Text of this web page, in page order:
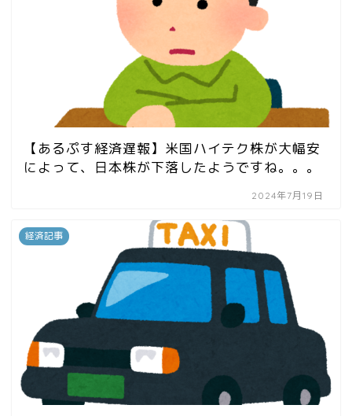
【あるぷす経済遅報】米国ハイテク株が大幅安
によって、日本株が下落したようですね。。。
2024年7月19日
経済記事